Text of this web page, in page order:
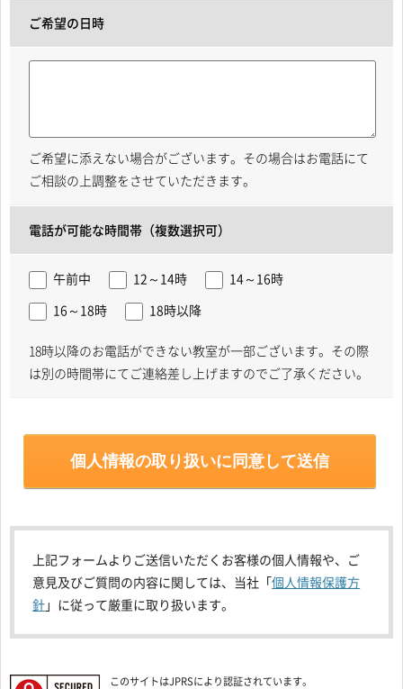
ご希望の日時
ご希望に添えない場合がございます。その場合はお電話にて
ご相談の上調整をさせていただきます。
電話が可能な時間帯（複数選択可）
午前中 12～14時
14～16時
16～18時
18時以降
18時以降のお電話ができない教室が一部ございます。その際
は別の時間帯にてご連絡差し上げますのでご了承ください。
上記フォームよりご送信いただくお客様の個人情報や、ご
意見及びご質問の内容に関しては、当社「個人情報保護方
針」に従って厳重に取り扱います。
このサイトはJPRSにより認証されています。